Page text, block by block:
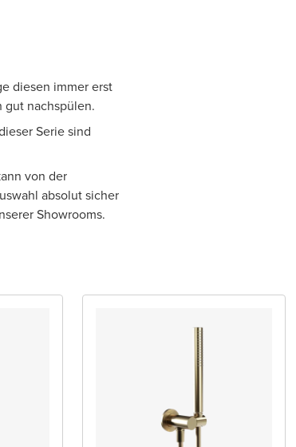
diesen immer erst
gut nachspülen.
Serie sind
von der
absolut sicher
Showrooms.